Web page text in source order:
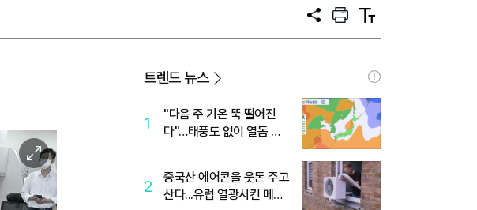
공
프
트
텍
트
이
미
지
트렌드 뉴스
1
"다음 주 기온 뚝 떨어진
다"…태풍도 없이 열돔 박
2
중국산 에어콘을 웃돈 주고
산다...유럽 열광시킨 메이